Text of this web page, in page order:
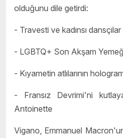
olduğunu dile getirdi:
- Travesti ve kadınsı dansçılar
- LGBTQ+ Son Akşam
- Kıyametin atlılarının
- Fransız Devrimi'ni
Antoinette
Vigano, Emmanuel